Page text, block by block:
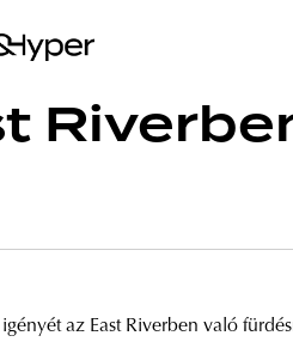
az East Riverben való